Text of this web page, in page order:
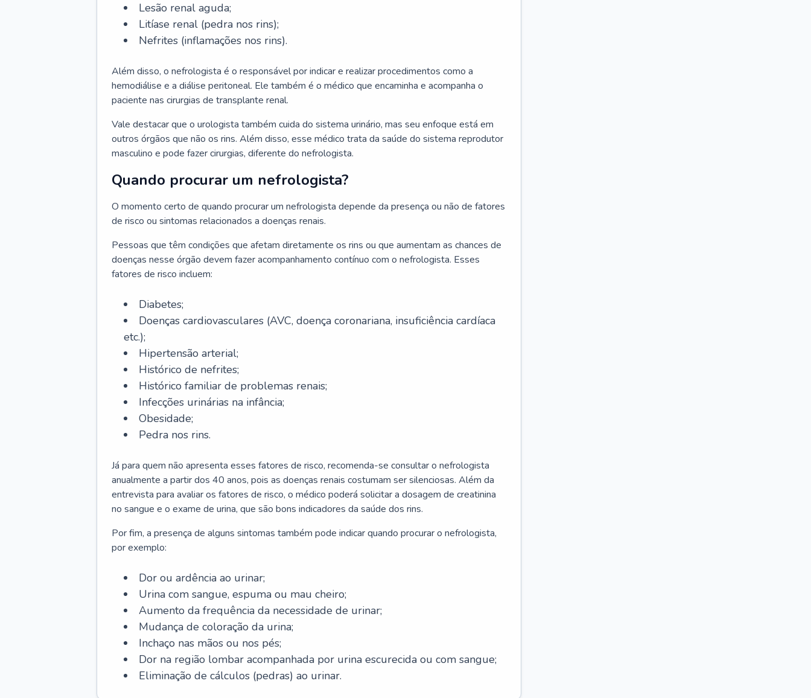
Lesão renal aguda;
Litíase renal (pedra nos rins);
Nefrites (inflamações nos rins).
Além disso, o nefrologista é o responsável por indicar e realizar procedimentos como a
hemodiálise e a diálise peritoneal. Ele também é o médico que encaminha e acompanha o
paciente nas cirurgias de transplante renal.
Vale destacar que o urologista também cuida do sistema urinário, mas seu enfoque está em
outros órgãos que não os rins. Além disso, esse médico trata da saúde do sistema reprodutor
masculino e pode fazer cirurgias, diferente do nefrologista.
Quando procurar um nefrologista?
O momento certo de quando procurar um nefrologista depende da presença ou não de fatores
de risco ou sintomas relacionados a doenças renais.
Pessoas que têm condições que afetam diretamente os rins ou que aumentam as chances de
doenças nesse órgão devem fazer acompanhamento contínuo com o nefrologista. Esses
fatores de risco incluem:
Diabetes;
Doenças cardiovasculares (AVC, doença coronariana, insuficiência cardíaca
etc.);
Hipertensão arterial;
Histórico de nefrites;
Histórico familiar de problemas renais;
Infecções urinárias na infância;
Obesidade;
Pedra nos rins.
Já para quem não apresenta esses fatores de risco, recomenda-se consultar o nefrologista
anualmente a partir dos 40 anos, pois as doenças renais costumam ser silenciosas. Além da
entrevista para avaliar os fatores de risco, o médico poderá solicitar a dosagem de creatinina
no sangue e o exame de urina, que são bons indicadores da saúde dos rins.
Por fim, a presença de alguns sintomas também pode indicar quando procurar o nefrologista,
por exemplo:
Dor ou ardência ao urinar;
Urina com sangue, espuma ou mau cheiro;
Aumento da frequência da necessidade de urinar;
Mudança de coloração da urina;
Inchaço nas mãos ou nos pés;
Dor na região lombar acompanhada por urina escurecida ou com sangue;
Eliminação de cálculos (pedras) ao urinar.